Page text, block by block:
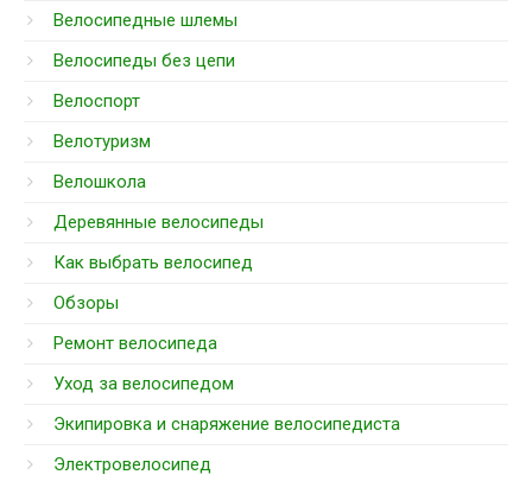
Велосипедные шлемы
Велосипеды без цепи
Велоспорт
Велотуризм
Велошкола
Деревянные велосипеды
Как выбрать велосипед
Обзоры
Ремонт велосипеда
Уход за велосипедом
Экипировка и снаряжение велосипедиста
Электровелосипед